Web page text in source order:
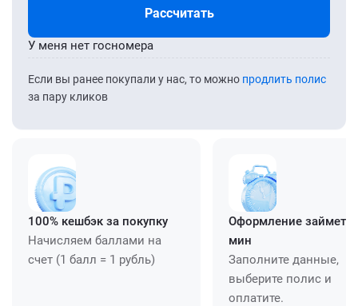
Рассчитать
Если вы ранее покупали у нас, то можно продлить полис
за пару кликов
У меня нет госномера
100% кешбэк за покупку
Начисляем баллами на
счет (1 балл = 1 рубль)
Оформление займет
мин
Заполните данные,
выберите полис и
оплатите.